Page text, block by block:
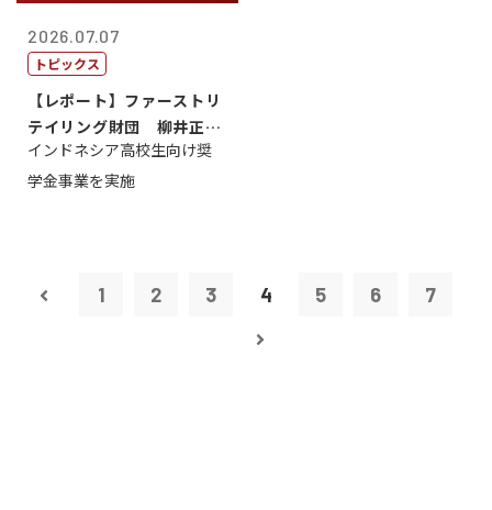
2026.07.07
トピックス
【レポート】ファーストリ
テイリング財団 柳井正
理事長
インドネシア高校生向け奨
学金事業を実施
1 2 3 4 5 6 7